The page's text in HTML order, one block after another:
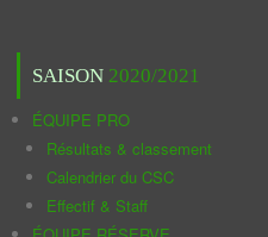
SAISON 2020/2021
ÉQUIPE PRO
Résultats & classement
Calendrier du CSC
Effectif & Staff